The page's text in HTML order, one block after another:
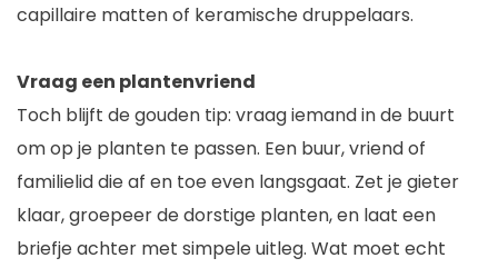
capillaire matten of keramische druppelaars.
Vraag een plantenvriend
Toch blijft de gouden tip: vraag iemand in de buurt
om op je planten te passen. Een buur, vriend of
familielid die af en toe even langsgaat. Zet je gieter
klaar, groepeer de dorstige planten, en laat een
briefje achter met simpele uitleg. Wat moet echt